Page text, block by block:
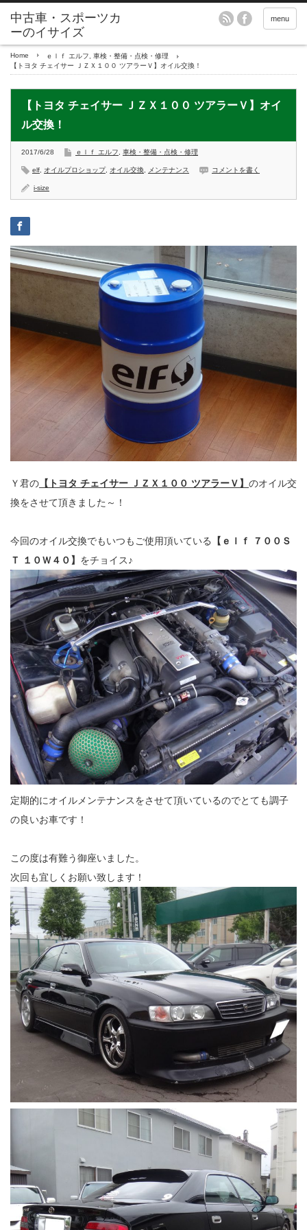
menu
Home ｅｌｆ エルフ
車検・整備・点検・修理
【トヨタ チェイサー ＪＺＸ１００ ツアラーＶ】オイル交換！
【トヨタ チェイサー ＪＺＸ１００ ツアラーＶ】オイ
ル交換！
2017/6/28 ｅｌｆ エルフ 車検・整備・点検・修理
elf オイルプロショップ, オイル交換 メンテナンス コメントを書く
i-size
Ｙ君の 【トヨタ チェイサー ＪＺＸ１００ ツアラーＶ】 のオイル交
換をさせて頂きました～！
今回のオイル交換でもいつもご使用頂いている
【ｅｌｆ ７００Ｓ
Ｔ １０Ｗ４０】 をチョイス♪
定期的にオイルメンテナンスをさせて頂いているのでとても調子
の良いお車です！
この度は有難う御座いました。
次回も宜しくお願い致します！